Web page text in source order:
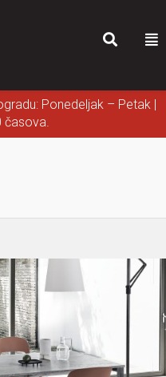
Ponedeljak – Petak |
časova.